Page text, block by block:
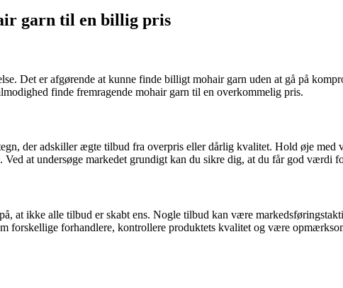
garn til en billig pris
Det er afgørende at kunne finde billigt mohair garn uden at gå på
finde fremragende mohair garn til en overkommelig pris.
der adskiller ægte tilbud fra overpris eller dårlig kvalitet. Hold øje med
at undersøge markedet grundigt kan du sikre dig, at du får god værdi
at ikke alle tilbud er skabt ens. Nogle tilbud kan være
forskellige forhandlere, kontrollere produktets kvalitet og være